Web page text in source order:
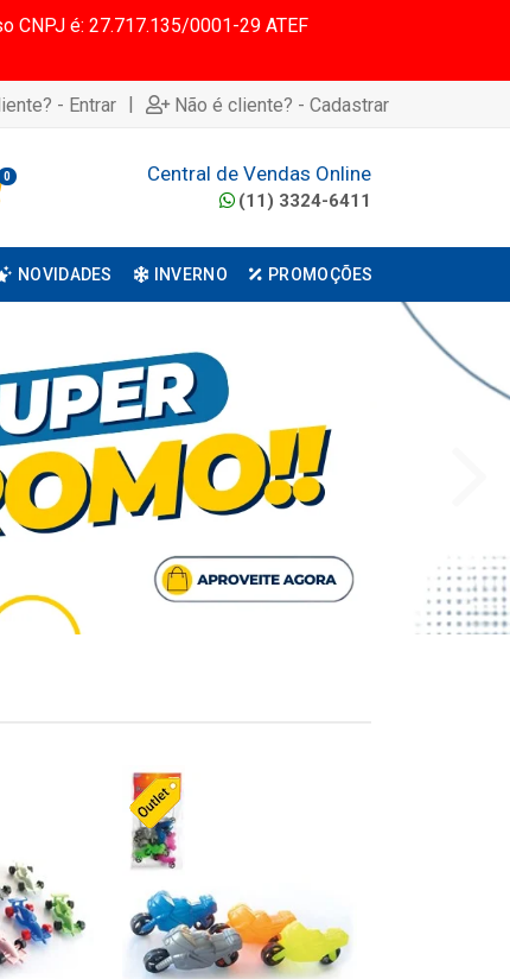
CNPJ é: 27.717.135/0001-29 ATEF
- Entrar | Não é cliente? - Cadastrar
0 Central de Vendas Online
(11) 3324-6411
NOVIDADES INVERNO PROMOÇÕES